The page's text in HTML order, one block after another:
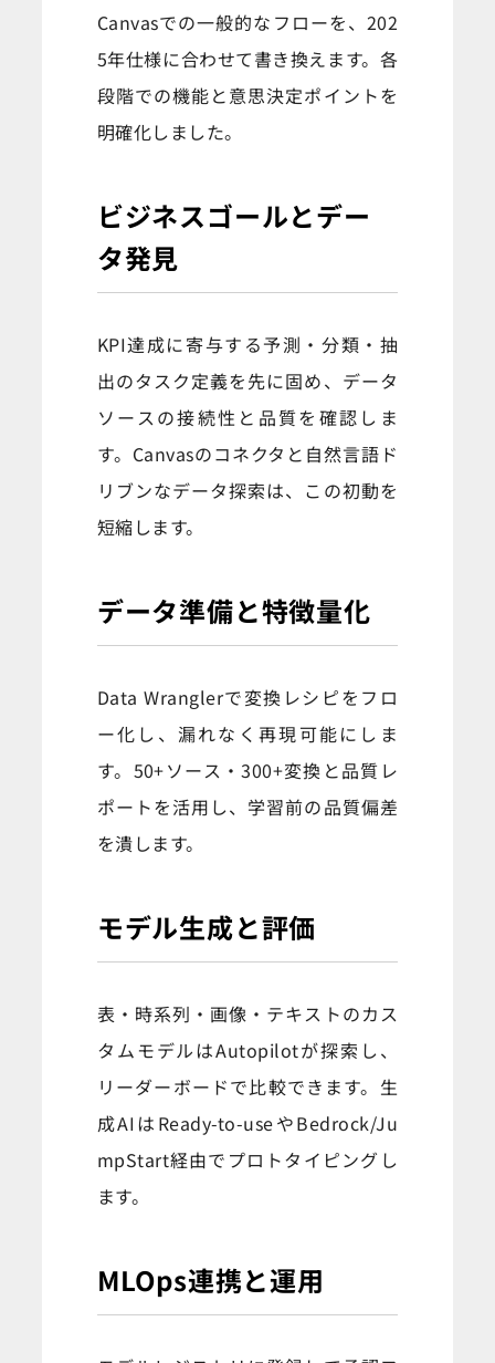
Canvasでの一般的なフローを、202
5年仕様に合わせて書き換えます。各
段階での機能と意思決定ポイントを
明確化しました。
ビジネスゴールとデー
タ発見
KPI達成に寄与する予測・分類・抽
出のタスク定義を先に固め、データ
ソースの接続性と品質を確認しま
す。Canvasのコネクタと自然言語ド
リブンなデータ探索は、この初動を
短縮します。
データ準備と特徴量化
Data Wranglerで変換レシピをフロ
ー化し、漏れなく再現可能にしま
す。50+ソース・300+変換と品質レ
ポートを活用し、学習前の品質偏差
を潰します。
モデル生成と評価
表・時系列・画像・テキストのカス
タムモデルはAutopilotが探索し、
リーダーボードで比較できます。生
成AIはReady-to-useやBedrock/Ju
mpStart経由でプロトタイピングし
ます。
MLOps連携と運用